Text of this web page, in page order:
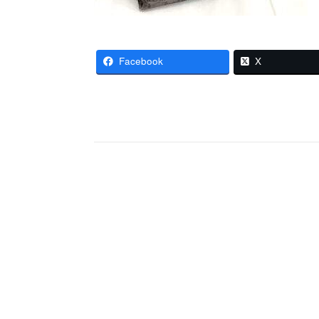
Facebook X